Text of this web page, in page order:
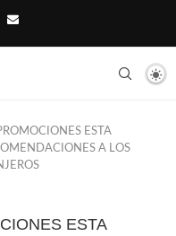
ESTA
A LOS
ESTA